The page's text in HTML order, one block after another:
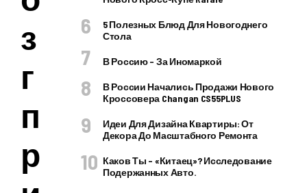
з
г
п
р
5 Полезных Блюд Для Новогоднего
Стола
В Россию – За Иномаркой
В России Начались Продажи Нового
Кроссовера Changan CS55PLUS
Идеи Для Дизайна Квартиры: От
Декора До Масштабного Ремонта
Каков Ты – «китаец»? Исследование
Подержанных Авто.